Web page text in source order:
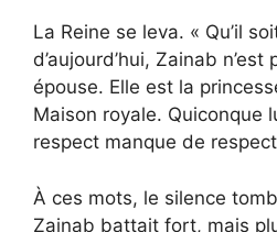
La Reine se leva. « Qu’il
d’aujourd’hui, Zainab
épouse. Elle est la
Maison royale. Quiconque
respect manque de
À ces mots, le silence
Zainab battait fort, mais